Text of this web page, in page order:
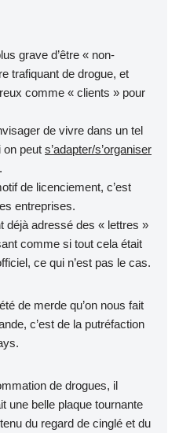
grave d’être « non-
trafiquant de drogue, et
comme « clients » pour
de vivre dans un tel
on peut s’adapter/s’organiser
de licenciement, c’est
entreprises.
déjà adressé des « lettres »
comme si tout cela était
ce qui n’est pas le cas.
de merde qu’on nous fait
c’est de la putréfaction
de drogues, il
une belle plaque tournante
du regard de cinglé et du